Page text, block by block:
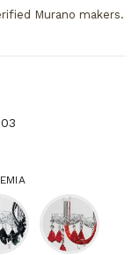
Murano makers.